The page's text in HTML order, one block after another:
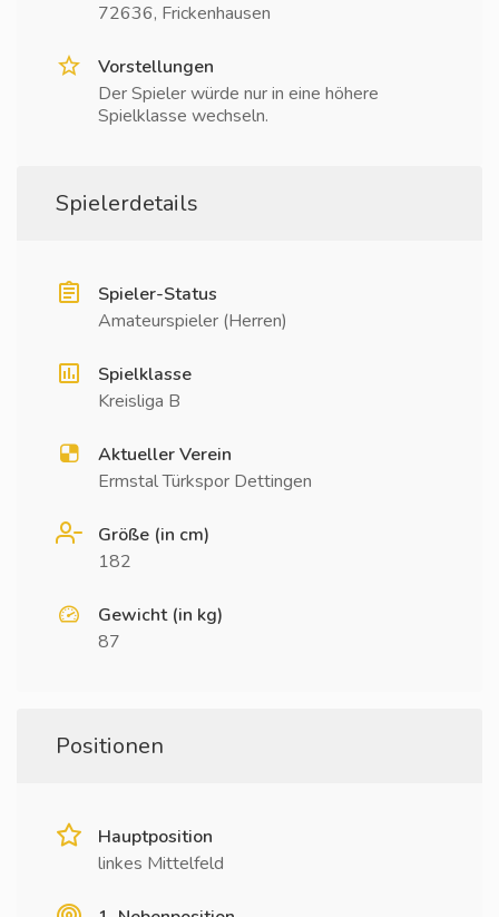
72636, Frickenhausen
Vorstellungen
Der Spieler würde nur in eine höhere
Spielklasse wechseln.
Spielerdetails
Spieler-Status
Amateurspieler (Herren)
Spielklasse
Kreisliga B
Aktueller Verein
Ermstal Türkspor Dettingen
Größe (in cm)
182
Gewicht (in kg)
87
Positionen
Hauptposition
linkes Mittelfeld